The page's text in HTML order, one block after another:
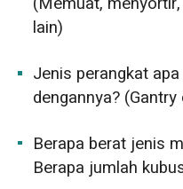
lain)
Jenis perangkat
dengannya?
Berapa berat jenis
Berapa jumlah